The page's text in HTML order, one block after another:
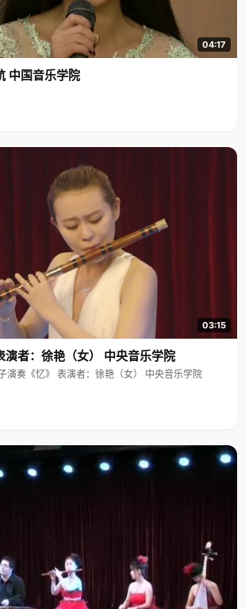
04:17
中国音乐学院
03:15
演者：徐艳（女） 中央音乐学院
演奏《忆》 表演者：徐艳（女） 中央音乐学院